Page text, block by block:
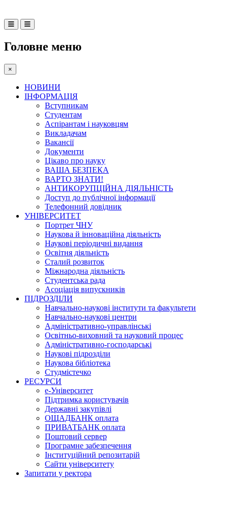
Головне меню
×
НОВИНИ
ІНФОРМАЦІЯ
Вступникам
Студентам
Аспірантам і науковцям
Викладачам
Вакансії
Документи
Цікаво про науку
ВАША БЕЗПЕКА
ВАРТО ЗНАТИ!
АНТИКОРУПЦІЙНА ДІЯЛЬНІСТЬ
Доступ до публічної інформації
Телефонний довідник
УНІВЕРСИТЕТ
Портрет ЧНУ
Наукова й інноваційна діяльність
Наукові періодичні видання
Освітня діяльність
Сталий розвиток
Міжнародна діяльність
Студентська рада
Асоціація випускників
ПІДРОЗДІЛИ
Навчально-наукові інститути та факультети
Навчально-наукові центри
Адміністративно-управлінські
Освітньо-виховний та науковий процес
Адміністративно-господарські
Наукові підрозділи
Наукова бібліотека
Студмістечко
РЕСУРСИ
е-Університет
Підтримка користувачів
Державні закупівлі
ОЩАДБАНК оплата
ПРИВАТБАНК оплата
Поштовий сервер
Програмне забезпечення
Інституційний репозитарій
Сайти університету
Запитати у ректора